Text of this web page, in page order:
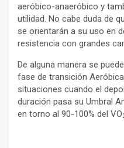
aeróbico-anaeróbico y
utilidad. No cabe duda de
se orientarán a su uso en
resistencia con grandes
De alguna manera se
fase de transición
situaciones cuando el
duración pasa su Umbral
en torno al 90-100% del VO